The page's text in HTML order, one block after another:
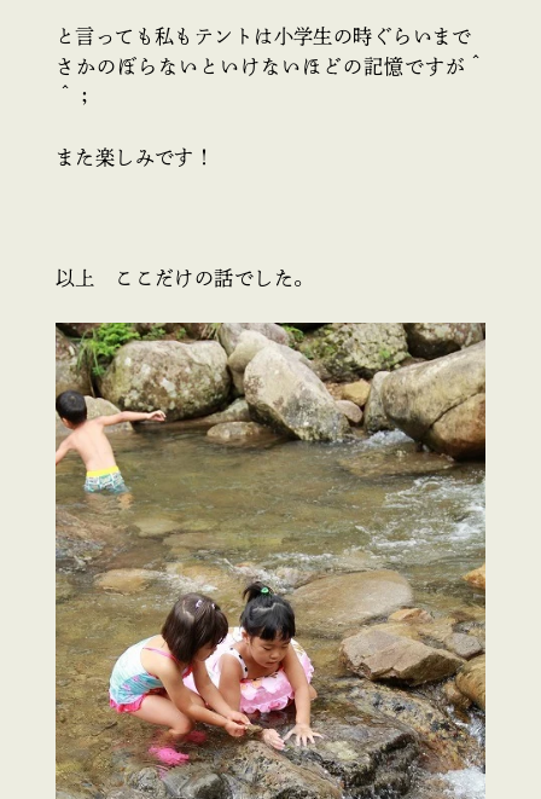
と言っても私もテントは小学生の時ぐらいまで
さかのぼらないといけないほどの記憶ですが＾
＾；
また楽しみです！
以上 ここだけの話でした。